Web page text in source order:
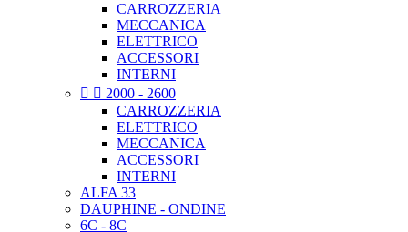
CARROZZERIA
MECCANICA
ELETTRICO
ACCESSORI
INTERNI
  2000 - 2600
CARROZZERIA
ELETTRICO
MECCANICA
ACCESSORI
INTERNI
ALFA 33
DAUPHINE - ONDINE
6C - 8C